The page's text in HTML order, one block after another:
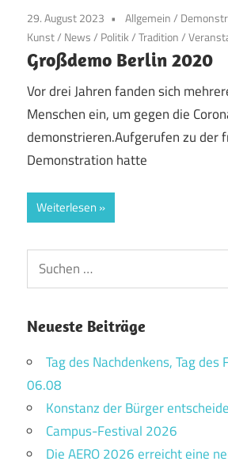
29. August 2023 Allgemein/
Kunst/ News/ Politik/Tradition/
Großdemo Berlin 2020
Vor drei Jahren fanden sich
Menschen ein, um gegen die
demonstrieren.Aufgerufen zu der
Demonstration hatte
Weiterlesen
Suchen
nach:
Neueste Beiträge
Tag des Nachdenkens, Tag des
06.08
Konstanz der Bürger
Campus-Festival 2026
Die AERO 2026 erreicht eine